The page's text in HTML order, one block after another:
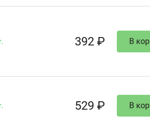
392 ₽ В
529 ₽ В